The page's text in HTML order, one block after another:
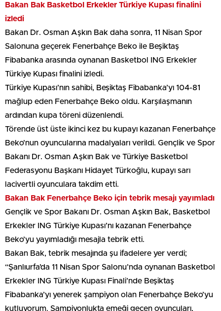
Bakan Bak Basketbol Erkekler Türkiye Kupası finalini
izledi
Bakan Dr. Osman Aşkın Bak daha sonra, 11 Nisan Spor
Salonuna geçerek Fenerbahçe Beko ile Beşiktaş
Fibabanka arasında oynanan Basketbol ING Erkekler
Türkiye Kupası finalini izledi.
Türkiye Kupası’nın sahibi, Beşiktaş Fibabanka’yı 104-81
mağlup eden Fenerbahçe Beko oldu. Karşılaşmanın
ardından kupa töreni düzenlendi.
Törende üst üste ikinci kez bu kupayı kazanan Fenerbahçe
Beko’nun oyuncularına madalyaları verildi. Gençlik ve Spor
Bakanı Dr. Osman Aşkın Bak ve Türkiye Basketbol
Federasyonu Başkanı Hidayet Türkoğlu, kupayı sarı
lacivertli oyunculara takdim etti.
Bakan Bak Fenerbahçe Beko için tebrik mesajı yayımladı
Gençlik ve Spor Bakanı Dr. Osman Aşkın Bak, Basketbol
Erkekler ING Türkiye Kupası’nı kazanan Fenerbahçe
Beko’yu yayımladığı mesajla tebrik etti.
Bakan Bak, tebrik mesajında şu ifadelere yer verdi;
“Şanlıurfa’da 11 Nisan Spor Salonu’nda oynanan Basketbol
Erkekler ING Türkiye Kupası Finali’nde Beşiktaş
Fibabanka’yı yenerek şampiyon olan Fenerbahçe Beko’yu
kutluyorum. Şampiyonlukta emeği geçen oyuncuları,